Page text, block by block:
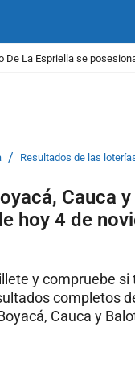
De La Espriella se
/ Resultados de las
Cauca
hoy 4 de
y compruebe si
completos
Cauca y